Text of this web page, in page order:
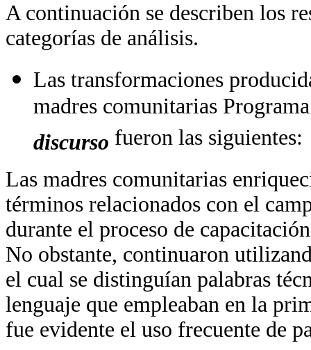
A continuación se describen los
categorías de análisis.
Las transformaciones
madres comunitarias
discurso fueron las siguientes:
Las madres comunitarias
términos relacionados con el
durante el proceso de
No obstante, continuaron
el cual se distinguían palabras
lenguaje que empleaban en la
fue evidente el uso frecuente de